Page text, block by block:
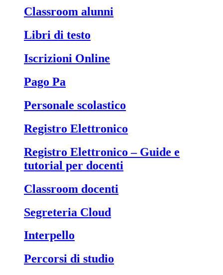
Classroom alunni
Libri di testo
Iscrizioni Online
Pago Pa
Personale scolastico
Registro Elettronico
Registro Elettronico – Guide e
tutorial per docenti
Classroom docenti
Segreteria Cloud
Interpello
Percorsi di studio